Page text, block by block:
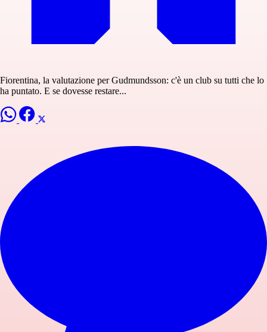
Fiorentina, la valutazione per Gudmundsson: c'è un club su tutti che lo
ha puntato. E se dovesse restare...